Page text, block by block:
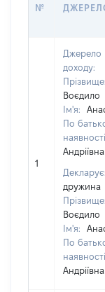
№
1
Джерело
доходу:
Прізвище:
Воєдило
Ім'я:
По
Андріївна
Декларує:
дружина
Прізвище:
Воєдило
Ім'я:
По
Андріївна